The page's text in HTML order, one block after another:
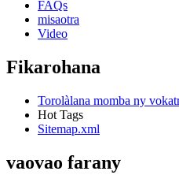
FAQs
misaotra
Video
Fikarohana
Torolàlana momba ny
Hot Tags
Sitemap.xml
vaovao farany